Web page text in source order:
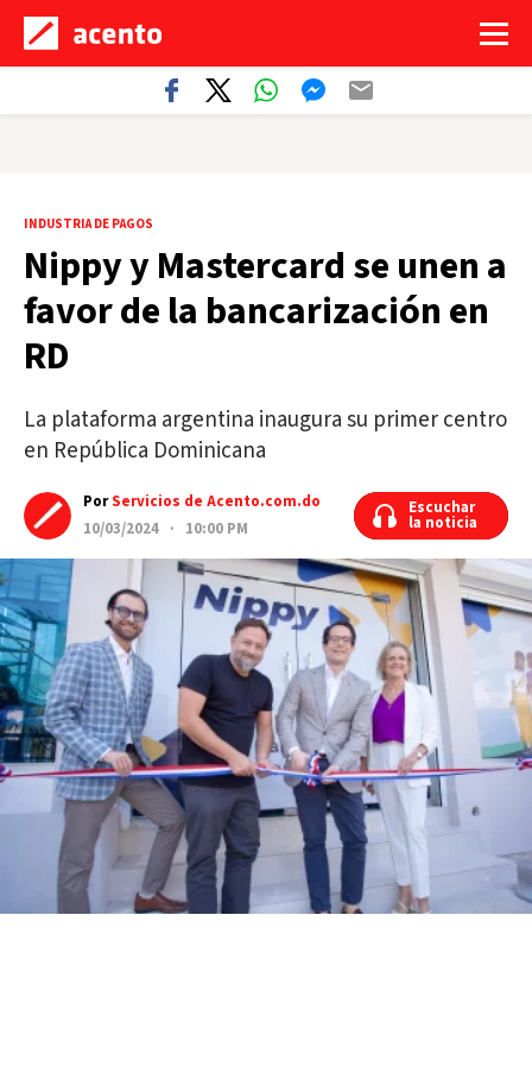
INDUSTRIA DE PAGOS
Nippy y Mastercard se unen a
favor de la bancarización en
RD
La plataforma argentina inaugura su primer centro
en República Dominicana
PorServicios de Acento.com.do
10/03/2024 · 10:00 PM
Escuchar
la noticia
Escuchar
la noticia